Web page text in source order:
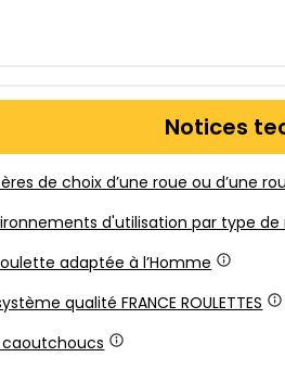
Notices
de choix d’une roue ou d’une
d'utilisation par type de
adaptée à l’Homme
qualité FRANCE ROULETTES
caoutchoucs